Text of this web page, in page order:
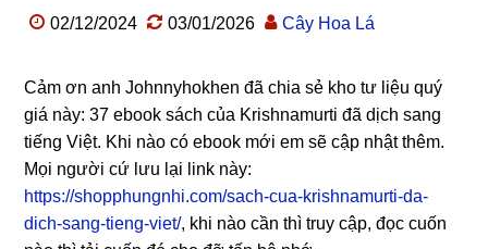
02/12/2024 03/01/2026 Cây Hoa Lá
Cảm ơn anh Johnnyhokhen đã chia sẻ kho tư liệu quý
giá này: 37 ebook sách của Krishnamurti đã dịch sang
tiếng Việt. Khi nào có ebook mới em sẽ cập nhật thêm.
Mọi người cứ lưu lại link này:
https://shopphungnhi.com/sach-cua-krishnamurti-da-
dich-sang-tieng-viet/, khi nào cần thì truy cập, đọc cuốn